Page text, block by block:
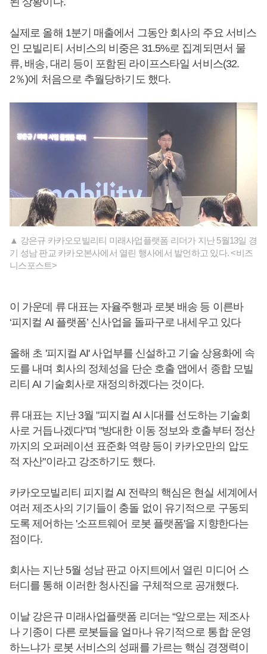
실제로 올해 1분기 매출에서 그동안 회사의 주요 서비스
인 모빌리티 서비스의 비중은 31.5%로 집계되면서 물
류, 배송, 대리 등이 포함된 라이프스타일 서비스(32.
2％)에 처음으로 추월당하기도 했다.
▲ 강은규 카카오모빌리티 미래사업플랫폼 리더가 지난 5월13일 경
기 성남 판교 카카오본사에서 열린 행사에서 발언하고 있다. <비즈
니스포스트>
이 가운데 류 대표는 자율주행과 로봇 배송 등 이른바
‘피지컬 AI 플랫폼’ 신사업을 돌파구로 내세우고 있다
올해 초 '피지컬 AI' 사업부를 신설하고 기술 상용화에 속
도를 내며 회사의 정체성을 단순 호출 앱에서 종합 모빌
리티 AI 기술회사로 재정의하겠다는 것이다.
류 대표는 지난 3월 "피지컬 AI 시대를 선도하는 기술회
사로 거듭나겠다"며 "방대한 이동 정보와 호출부터 정산
까지의 오퍼레이션 표준화 역량 등이 카카오만의 압도
적 자산"이라고 강조하기도 했다.
카카오모빌리티 피지컬 AI 전략의 핵심은 현실 세계에서
여러 제조사의 기기들이 충돌 없이 유기적으로 구동되
도록 제어하는 '소프트웨어 로봇 플랫폼'을 지향한다는
점이다.
회사는 지난 5월 성남 판교 아지트에서 열린 미디어 스
터디를 통해 이러한 청사진을 구체적으로 공개했다.
이날 강은규 미래사업플랫폼 리더는 “앞으로는 제조사
나 기종이 다른 로봇들을 얼마나 유기적으로 통합 운영
하느냐가 로봇 서비스의 성패를 가르는 핵심 경쟁력이